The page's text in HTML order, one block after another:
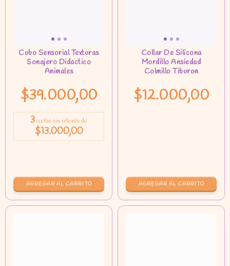
$39.000,00
3cuotas sin interés de
$13.000,00
AGREGAR AL CARRITO
$12.000,00